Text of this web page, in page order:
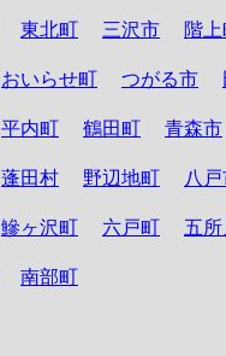
東北町 三沢市 階
おいらせ町 つがる市
平内町 鶴田町 青森市
蓬田村 野辺地町 八
鰺ヶ沢町 六戸町 五
南部町